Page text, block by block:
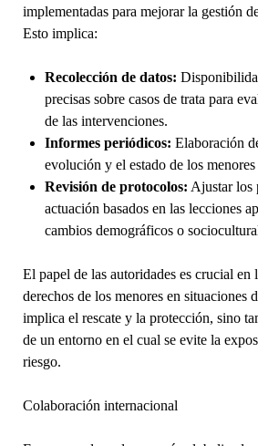
implementadas para mejorar la gestión
Esto implica:
Recolección de datos:
precisas sobre casos de trata para
de las intervenciones.
Informes periódicos: Elaboración
evolución y el estado de los menores
Revisión de protocolos: Ajustar los
actuación basados en las lecciones
cambios demográficos o
El papel de las autoridades es crucial en
derechos de los menores en situaciones
implica el rescate y la protección, sino
de un entorno en el cual se evite la
riesgo.
Colaboración internacional